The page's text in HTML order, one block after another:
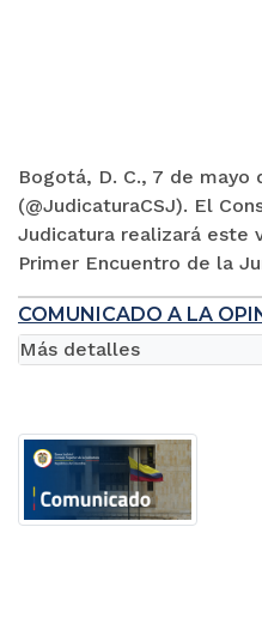
Bogotá, D. C., 7 de mayo
(@JudicaturaCSJ). El
Judicatura realizará este
Primer Encuentro de la
COMUNICADO A LA
Más detalles